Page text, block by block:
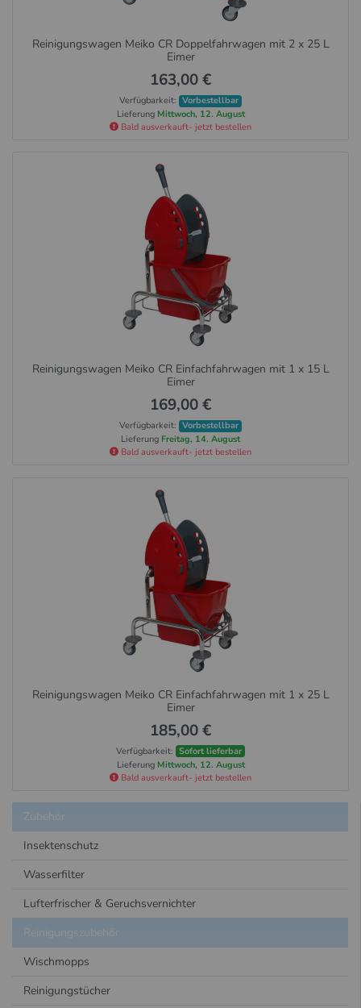
Reinigungswagen Meiko CR Doppelfahrwagen mit 2 x 25 L
Eimer
163,00 €
Verfügbarkeit: Vorbestellbar
Lieferung Mittwoch, 12. August
Bald ausverkauft- jetzt bestellen
Reinigungswagen Meiko CR Einfachfahrwagen mit 1 x 15 L
Eimer
169,00 €
Verfügbarkeit: Vorbestellbar
Lieferung Freitag, 14. August
Bald ausverkauft- jetzt bestellen
Reinigungswagen Meiko CR Einfachfahrwagen mit 1 x 25 L
Eimer
185,00 €
Verfügbarkeit: Sofort lieferbar
Lieferung Mittwoch, 12. August
Bald ausverkauft- jetzt bestellen
Zubehör
Insektenschutz
Wasserfilter
Lufterfrischer & Geruchsvernichter
Reinigungszubehör
Wischmopps
Reinigungstücher